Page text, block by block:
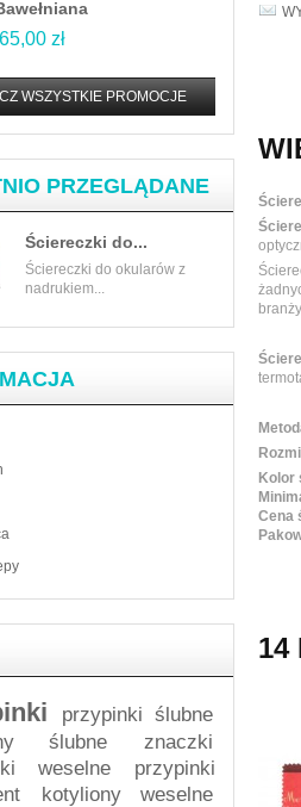
65,00 zł
WSZYSTKIE PROMOCJE
PRZEGLĄDANE
Ściereczki do...
Ściereczki do okularów z
nadrukiem...
przypinki ślubne
ślubne
znaczki
weselne
przypinki
kotyliony weselne
Kolor
Cena
14